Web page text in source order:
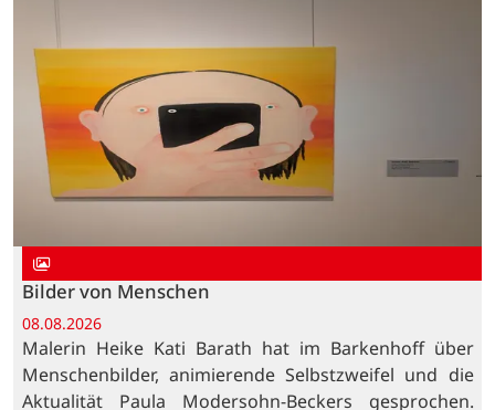
Bilder von Menschen
08.08.2026
Malerin Heike Kati Barath hat im Barkenhoff über
Menschenbilder, animierende Selbstzweifel und die
Aktualität Paula Modersohn-Beckers gesprochen.